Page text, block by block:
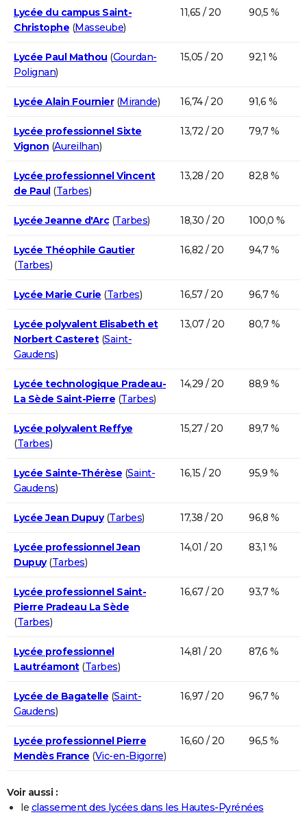
Lycée du campus Saint-
Christophe (Masseube)
11,65 / 20 90,5 %
Lycée Paul Mathou (Gourdan-
Polignan)
15,05 / 20 92,1 %
Lycée Alain Fournier(Mirande) 16,74 / 20 91,6 %
Lycée professionnel Sixte
Vignon (Aureilhan)
13,72 / 20 79,7 %
Lycée professionnel Vincent
de Paul(Tarbes)
13,28 / 20 82,8 %
Lycée Jeanne d'Arc(Tarbes) 18,30 / 20 100,0 %
Lycée Théophile Gautier
(Tarbes)
16,82 / 20 94,7 %
Lycée Marie Curie (Tarbes) 16,57 / 20 96,7 %
Lycée polyvalent Elisabeth et
Norbert Casteret(Saint-
Gaudens)
13,07 / 20 80,7 %
Lycée technologique Pradeau-
La Sède Saint-Pierre (Tarbes)
14,29 / 20 88,9 %
Lycée polyvalent Reffye
(Tarbes)
15,27 / 20 89,7 %
Lycée Sainte-Thérèse (Saint-
Gaudens)
16,15 / 20 95,9 %
Lycée Jean Dupuy(Tarbes) 17,38 / 20 96,8 %
Lycée professionnel Jean
Dupuy(Tarbes)
14,01 / 20 83,1 %
Lycée professionnel Saint-
Pierre Pradeau La Sède
(Tarbes)
16,67 / 20 93,7 %
Lycée professionnel
Lautréamont(Tarbes)
14,81 / 20 87,6 %
Lycée de Bagatelle (Saint-
Gaudens)
16,97 / 20 96,7 %
Lycée professionnel Pierre
Mendès France (Vic-en-Bigorre)
16,60 / 20 96,5 %
Voir aussi :
le classement des lycées dans les Hautes-Pyrénées